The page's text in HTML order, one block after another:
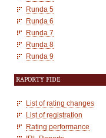
Runda 5
Runda 6
Runda 7
Runda 8
Runda 9
RAPORTY FIDE
List of rating changes
List of registration
Rating performance